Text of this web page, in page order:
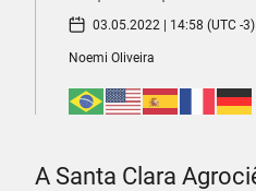
03.05.2022 | 14:58 (UTC -3)
Noemi Oliveira
A Santa Clara